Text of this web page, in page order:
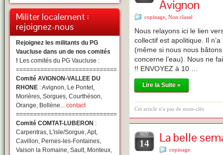
Militer localement :
rejoignez-nous
Rejoignez les militants du PG
Vaucluse dans un de nos comités
! Les comités du PG Vaucluse :
=============================
Comité AVIGNON-VALLEE DU
RHONE : Avignon, Le Pontet,
Morières, Sorgues, Courthéson,
Orange, Bollène... contact
=============================
Comité COMTAT-LUBERON :
Carpentras, L'isle/Sorgue, Apt,
Cavillon, Pernes-les-Fontaines,
Vaison la Romaine, Sault, Monteux,
Avignon
copinage Non classé
Nous relayons ici le lien
collectif est apolitique. Il
(même si nous nous
concerne l’eau). Nous ne
!! ENVOYEZ à 10 …
Lire la Suite »
Cet article n'a pas de mots-clés
NOV
14 La belle
copinage